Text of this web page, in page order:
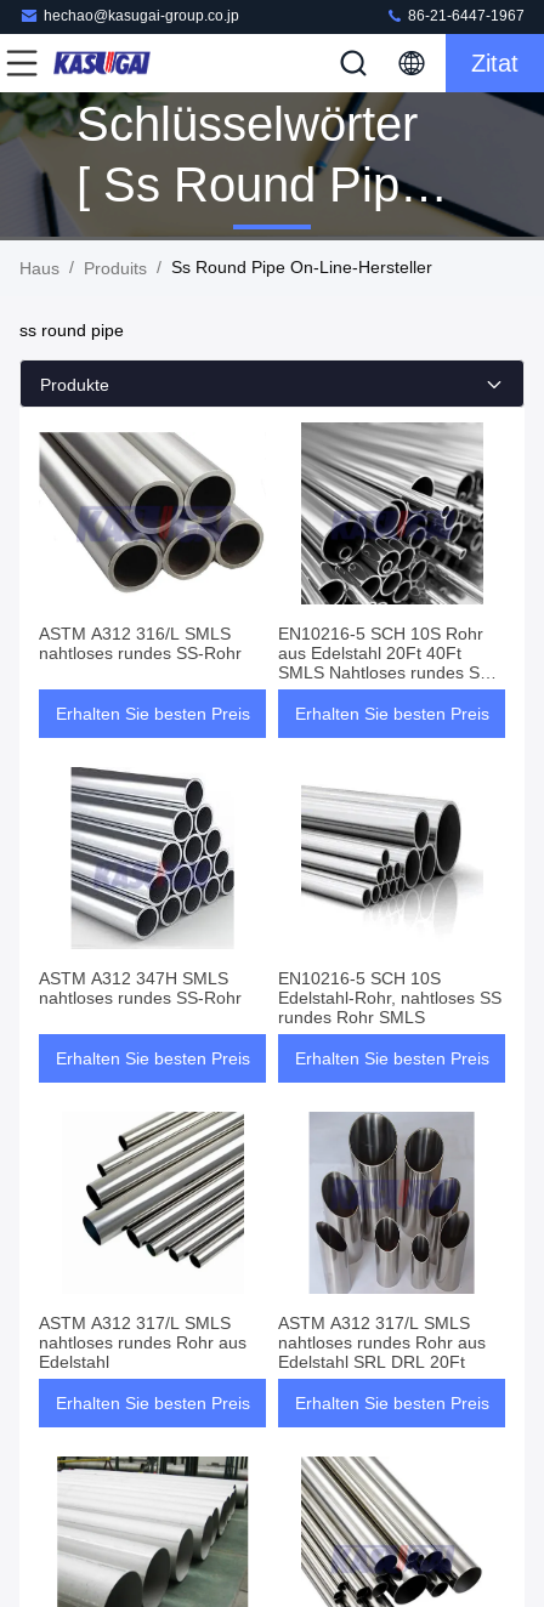
hechao@kasugai-group.co.jp 86-21-6447-1967
Zitat
Schlüsselwörter
[ Ss Round Pipe ]
Übereinstimmung
Haus / Produits / Ss Round Pipe On-Line-Hersteller
ss round pipe
Produkte
ASTM A312 316/L SMLS
nahtloses rundes SS-Rohr
Erhalten Sie besten Preis
EN10216-5 SCH 10S Rohr
aus Edelstahl 20Ft 40Ft
SMLS Nahtloses rundes SS-
Rohr
Erhalten Sie besten Preis
ASTM A312 347H SMLS
nahtloses rundes SS-Rohr
Erhalten Sie besten Preis
EN10216-5 SCH 10S
Edelstahl-Rohr, nahtloses SS
rundes Rohr SMLS
Erhalten Sie besten Preis
ASTM A312 317/L SMLS
nahtloses rundes Rohr aus
Edelstahl
Erhalten Sie besten Preis
ASTM A312 317/L SMLS
nahtloses rundes Rohr aus
Edelstahl SRL DRL 20Ft
Erhalten Sie besten Preis